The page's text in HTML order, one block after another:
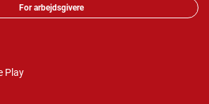
For arbejdsgivere